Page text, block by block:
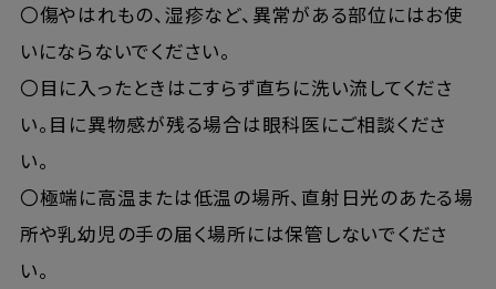
〇傷やはれもの、湿疹など、異常がある部位にはお使
いにならないでください。
〇目に入ったときはこすらず直ちに洗い流してくださ
い。目に異物感が残る場合は眼科医にご相談くださ
い。
〇極端に高温または低温の場所、直射日光のあたる場
所や乳幼児の手の届く場所には保管しないでくださ
い。